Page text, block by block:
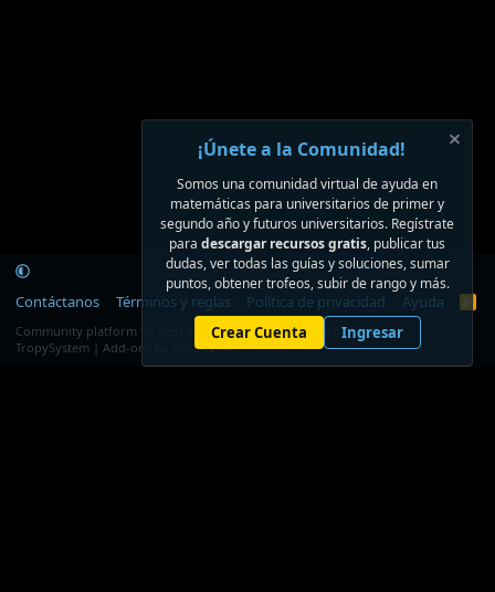
Contáctanos Términos y reglas Política de privacidad Ayuda
R
Community platform by XenForo ® © 2010-2026 XenForo Ltd.
TropySystem | Add-ons by XenDev ☁️
¡Únete a la Comunidad!
Somos una comunidad virtual de ayuda en
matemáticas para universitarios de primer y
segundo año y futuros universitarios. Regístrate
para descargar recursos gratis, publicar tus
dudas, ver todas las guías y soluciones, sumar
puntos, obtener trofeos, subir de rango y más.
Crear Cuenta Ingresar